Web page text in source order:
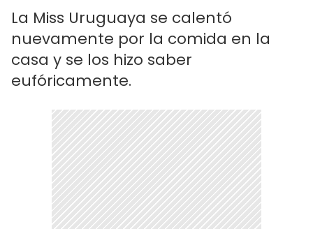
La Miss Uruguaya se calentó
nuevamente por la comida en la
casa y se los hizo saber
eufóricamente.